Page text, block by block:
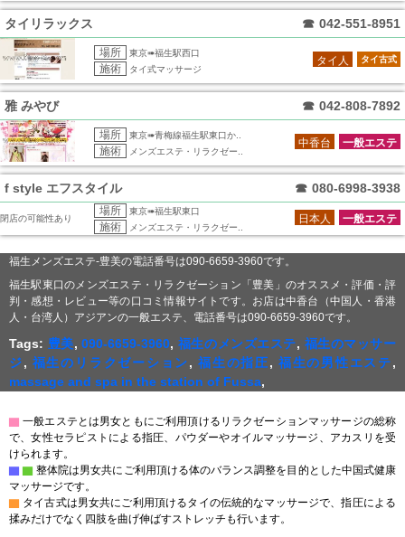
タイリラックス ☎ 042-551-8951
場所 東京➠福生駅西口
施術 タイ式マッサージ
タイ古式
タイ人
雅 みやび ☎ 042-808-7892
場所 東京➠青梅線福生駅東口か..
施術 メンズエステ・リラクゼー..
一般エステ
中香台
f style エフスタイル ☎ 080-6998-3938
閉店の可能性あり
場所 東京➠福生駅東口
施術 メンズエステ・リラクゼー..
一般エステ
日本人
福生メンズエステ-豊美の電話番号は090-6659-3960です。
福生駅東口のメンズエステ・リラクゼーション「豊美」のオススメ・評価・評
判・感想・レビュー等の口コミ情報サイトです。お店は中香台（中国人・香港
人・台湾人）アジアンの一般エステ、電話番号は090-6659-3960です。
Tags: 豊美,090-6659-3960, 福生のメンズエステ, 福生のマッサー
ジ, 福生のリラクゼーション,福生の指圧, 福生の男性エステ,
massage and spa in the station of Fussa,
▇ 一般エステとは男女ともにご利用頂けるリラクゼーションマッサージの総称
で、女性セラピストによる指圧、パウダーやオイルマッサージ、アカスリを受
けられます。
▇ ▇ 整体院は男女共にご利用頂ける体のバランス調整を目的とした中国式健康
マッサージです。
▇ タイ古式は男女共にご利用頂けるタイの伝統的なマッサージで、指圧による
揉みだけでなく四肢を曲げ伸ばすストレッチも行います。